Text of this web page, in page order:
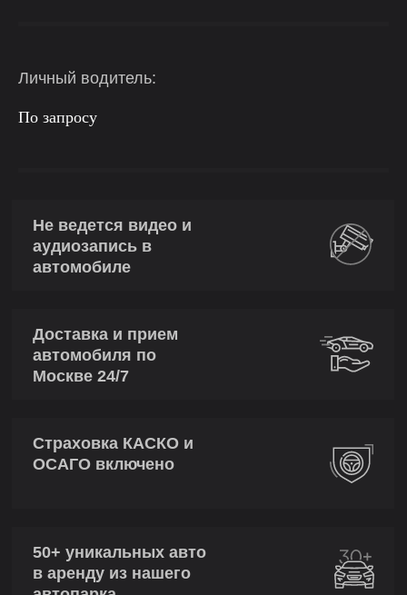
Личный водитель:
По запросу
Не ведется видео и
аудиозапись в
автомобиле
Доставка и прием
автомобиля по
Москве 24/7
Страховка КАСКО и
ОСАГО включено
50+ уникальных авто
в аренду из нашего